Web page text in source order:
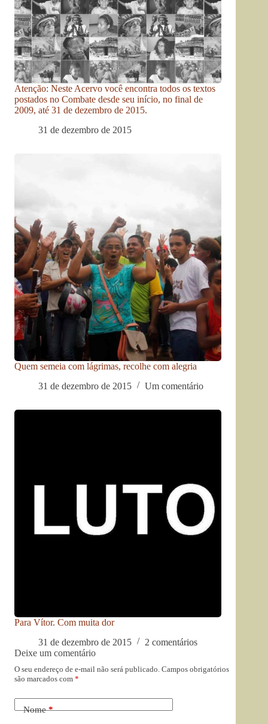
Atenção: Neste Acervo você encontra todos os textos
postados no Combate desde seu início, no final de
2009, até 31 de dezembro de 2015.
31 de dezembro de 2015
Quem semeia com lágrimas, recolhe com alegria
31 de dezembro de 2015
Um comentário
Para Vítor. Com muita dor
31 de dezembro de 2015
2 comentários
Deixe um comentário
O seu endereço de e-mail não será publicado. Campos obrigatórios
são marcados com *
Nome*